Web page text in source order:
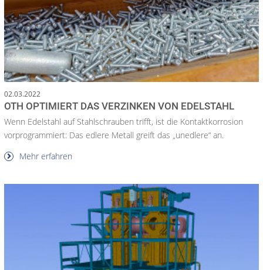
02.03.2022
OTH OPTIMIERT DAS VERZINKEN VON EDELSTAHL
Wenn Edelstahl auf Stahlschrauben trifft, ist die Kontaktkorrosion
vorprogrammiert: Das edlere Metall greift das „unedlere“ an.
Mehr erfahren